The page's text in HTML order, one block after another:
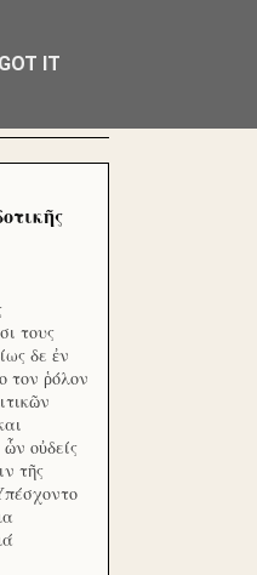
τους
δε ἐν
τον ῥόλον
οὐδείς
τῆς
GOT IT